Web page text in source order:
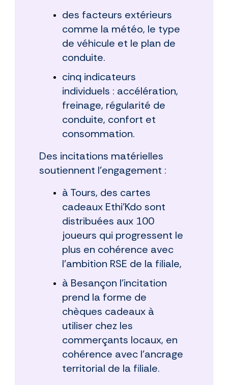
des facteurs extérieurs
comme la météo, le type
de véhicule et le plan de
conduite.
cinq indicateurs
individuels : accélération,
freinage, régularité de
conduite, confort et
consommation.
Des incitations matérielles
soutiennent l’engagement :
à Tours, des cartes
cadeaux Ethi’Kdo sont
distribuées aux 100
joueurs qui progressent le
plus en cohérence avec
l’ambition RSE de la filiale,
à Besançon l’incitation
prend la forme de
chèques cadeaux à
utiliser chez les
commerçants locaux, en
cohérence avec l’ancrage
territorial de la filiale.